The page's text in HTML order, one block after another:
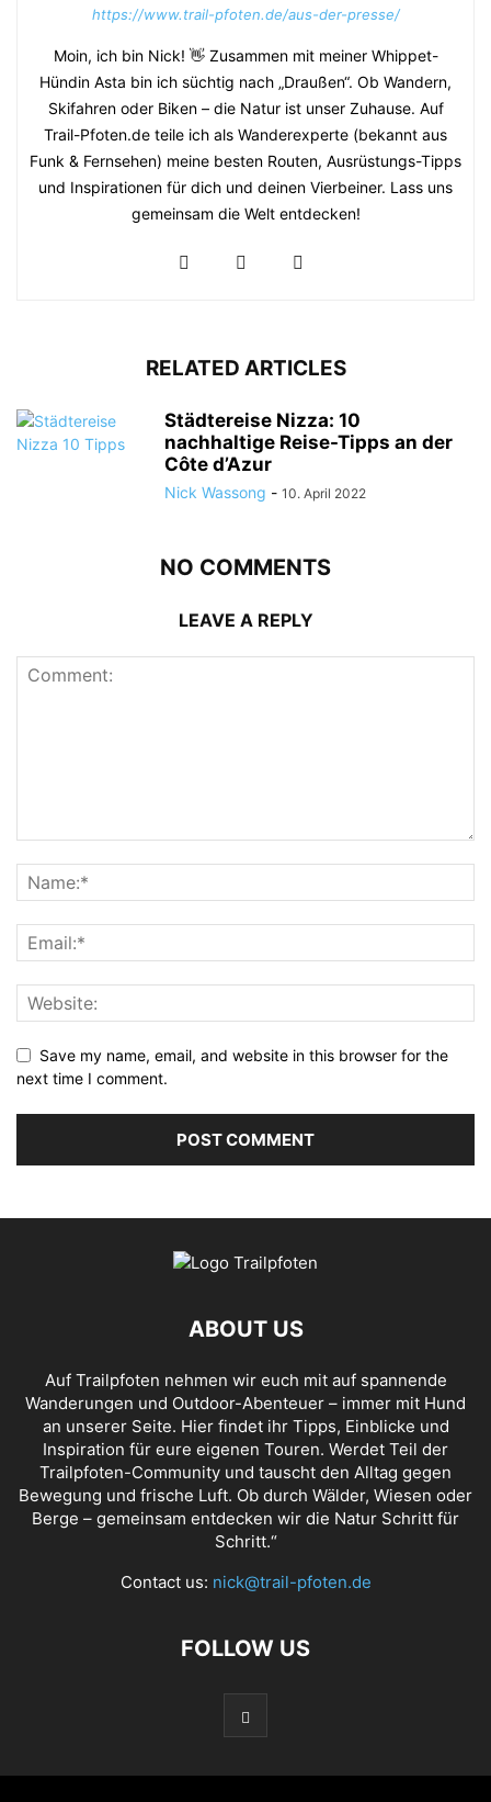
https://www.trail-pfoten.de/aus-der-presse/
Moin, ich bin Nick! 👋 Zusammen mit meiner Whippet-
Hündin Asta bin ich süchtig nach „Draußen“. Ob Wandern,
Skifahren oder Biken – die Natur ist unser Zuhause. Auf
Trail-Pfoten.de teile ich als Wanderexperte (bekannt aus
Funk & Fernsehen) meine besten Routen, Ausrüstungs-Tipps
und Inspirationen für dich und deinen Vierbeiner. Lass uns
gemeinsam die Welt entdecken!
RELATED ARTICLES
Städtereise Nizza: 10
nachhaltige Reise-Tipps an der
Côte d’Azur
Nick Wassong - 10. April 2022
NO COMMENTS
LEAVE A REPLY
Save my name, email, and website in this browser for the
next time I comment.
ABOUT US
Auf Trailpfoten nehmen wir euch mit auf spannende
Wanderungen und Outdoor-Abenteuer – immer mit Hund
an unserer Seite. Hier findet ihr Tipps, Einblicke und
Inspiration für eure eigenen Touren. Werdet Teil der
Trailpfoten-Community und tauscht den Alltag gegen
Bewegung und frische Luft. Ob durch Wälder, Wiesen oder
Berge – gemeinsam entdecken wir die Natur Schritt für
Schritt.“
Contact us: nick@trail-pfoten.de
FOLLOW US